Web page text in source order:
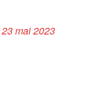
23 mai 2023